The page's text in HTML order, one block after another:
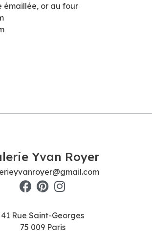
émaillée, or au four
Yvan Royer
41 Rue Saint-Georges
75 009 Paris